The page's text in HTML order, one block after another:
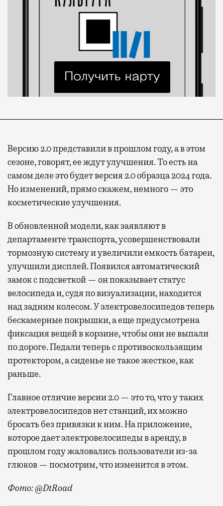
Версию 2.0 представили в прошлом году, а в этом
сезоне, говорят, ее ждут улучшения. То есть на
самом деле это будет версия 2.0 образца 2024 года.
Но изменений, прямо скажем, немного — это
косметические улучшения.
В обновленной модели, как заявляют в
департаменте транспорта, усовершенствовали
тормозную систему и увеличили емкость батареи,
улучшили дисплей. Появился автоматический
замок с подсветкой — он показывает статус
велосипеда и, судя по визуализации, находится
над задним колесом. У электровелосипедов теперь
бескамерные покрышки, а еще предусмотрена
фиксация вещей в корзине, чтобы они не выпали
по дороге. Педали теперь с противоскользящим
протектором, а сиденье не такое жесткое, как
раньше.
Главное отличие версии 2.0 — это то, что у таких
электровелосипедов нет станций, их можно
бросать без привязки к ним. На приложение,
которое дает электровелосипеды в аренду, в
прошлом году жаловались пользователи из-за
глюков — посмотрим, что изменится в этом.
Фото: @DtRoad